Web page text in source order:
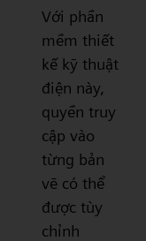
Với phần
mềm thiết
kế kỹ thuật
điện này,
quyền truy
cập vào
từng bản
vẽ có thể
được tùy
chỉnh